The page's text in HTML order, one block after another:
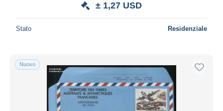
± 1,27 USD
Stato Residenziale
Nuovo